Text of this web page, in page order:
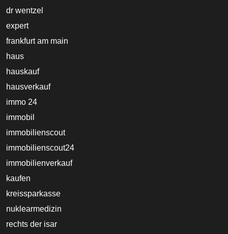
dr wentzel
expert
frankfurt am main
haus
hauskauf
hausverkauf
immo 24
immobil
immobilienscout
immobilienscout24
immobilienverkauf
kaufen
kreissparkasse
nuklearmedizin
rechts der isar